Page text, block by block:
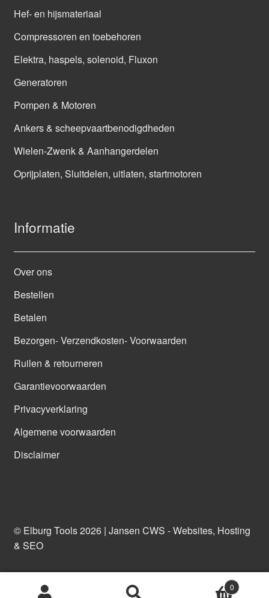
Hef- en hijsmateriaal
Compressoren en toebehoren
Elektra, haspels, solenoid, Fluxon
Generatoren
Pompen & Motoren
Ankers & scheepvaartbenodigdheden
Wielen-Zwenk & Aanhangerdelen
Oprijplaten, Sluitdelen, uitlaten, startmotoren
Informatie
Over ons
Bestellen
Betalen
Bezorgen- Verzendkosten- Voorwaarden
Ruilen & retourneren
Garantievoorwaarden
Privacyverklaring
Algemene voorwaarden
Disclaimer
© Elburg Tools 2026 | Jansen CWS - Websites, Hosting
& SEO
0